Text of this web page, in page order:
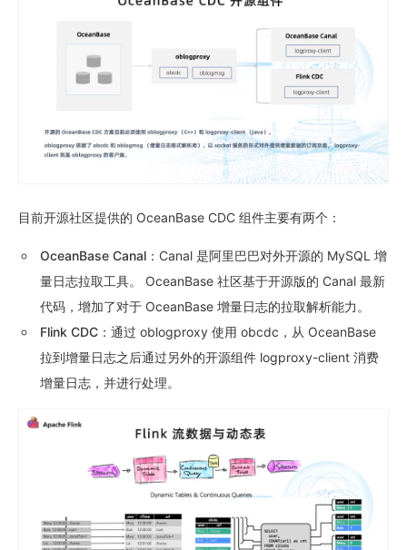
目前开源社区提供的 OceanBase CDC 组件主要有两个：
OceanBase Canal ：Canal 是阿里巴巴对外开源的 MySQL 增
量日志拉取工具。 OceanBase 社区基于开源版的 Canal 最新
代码，增加了对于 OceanBase 增量日志的拉取解析能力。
Flink CDC ：通过 oblogproxy 使用 obcdc，从 OceanBase
拉到增量日志之后通过另外的开源组件 logproxy-client 消费
增量日志，并进行处理。